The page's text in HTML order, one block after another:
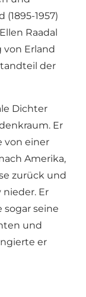
(1895-1957)
Raadal
Erland
der
Dichter
Er
von einer
Amerika,
zurück und
nieder. Er
seine
und
er